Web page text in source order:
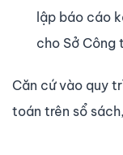
lập báo cáo
cho Sở Công
Căn cứ vào quy
toán trên sổ